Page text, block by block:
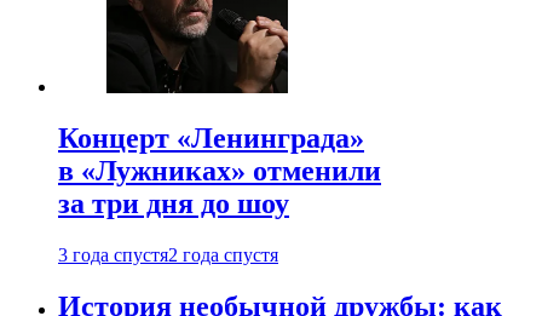
Концерт «Ленинграда»
в «Лужниках» отменили
за три дня до шоу
3 года спустя2 года спустя
История необычной дружбы: как